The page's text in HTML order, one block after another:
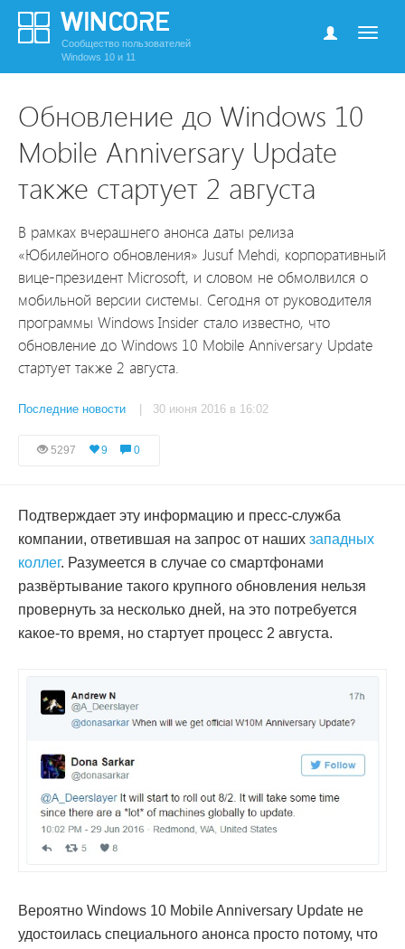
Сообщество пользователей
Windows 10 и 11
Обновление до Windows 10
Mobile Anniversary Update
также стартует 2 августа
В рамках вчерашнего анонса даты релиза
«Юбилейного обновления» Jusuf Mehdi, корпоративный
вице-президент Microsoft, и словом не обмолвился о
мобильной версии системы. Сегодня от руководителя
программы Windows Insider стало известно, что
обновление до Windows 10 Mobile Anniversary Update
стартует также 2 августа.
Последние новости | 30 июня 2016 в 16:02
5297 9 0
Подтверждает эту информацию и пресс-служба
компании, ответившая на запрос от наших западных
коллег. Разумеется в случае со смартфонами
развёртывание такого крупного обновления нельзя
провернуть за несколько дней, на это потребуется
какое-то время, но стартует процесс 2 августа.
Вероятно Windows 10 Mobile Anniversary Update не
удостоилась специального анонса просто потому, что